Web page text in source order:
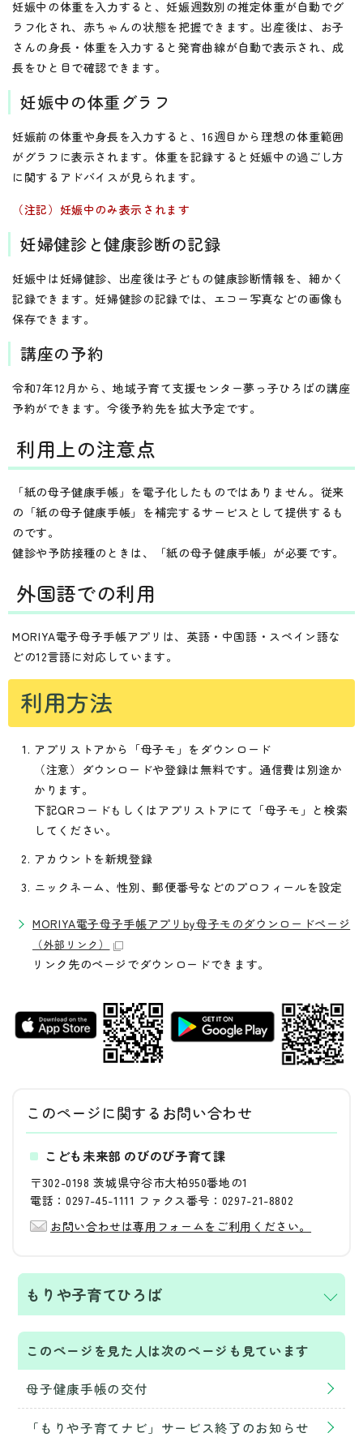
妊娠中の体重を入力すると、妊娠週数別の推定体重が自動でグ
ラフ化され、赤ちゃんの状態を把握できます。出産後は、お子
さんの身長・体重を入力すると発育曲線が自動で表示され、成
長をひと目で確認できます。
妊娠中の体重グラフ
妊娠前の体重や身長を入力すると、16週目から理想の体重範囲
がグラフに表示されます。体重を記録すると妊娠中の過ごし方
に関するアドバイスが見られます。
（注記）妊娠中のみ表示されます
妊婦健診と健康診断の記録
妊娠中は妊婦健診、出産後は子どもの健康診断情報を、細かく
記録できます。妊婦健診の記録では、エコー写真などの画像も
保存できます。
講座の予約
令和7年12月から、地域子育て支援センター夢っ子ひろばの講座
予約ができます。今後予約先を拡大予定です。
利用上の注意点
「紙の母子健康手帳」を電子化したものではありません。従来
の「紙の母子健康手帳」を補完するサービスとして提供するも
のです。
健診や予防接種のときは、「紙の母子健康手帳」が必要です。
外国語での利用
MORIYA電子母子手帳アプリは、英語・中国語・スペイン語な
どの12言語に対応しています。
利用方法
アプリストアから「母子モ」をダウンロード
（注意）ダウンロードや登録は無料です。通信費は別途か
かります。
下記QRコードもしくはアプリストアにて「母子モ」と検索
してください。
アカウントを新規登録
ニックネーム、性別、郵便番号などのプロフィールを設定
MORIYA電子母子手帳アプリby母子モのダウンロードページ
（外部リンク）
リンク先のページでダウンロードできます。
このページに関する お問い合わせ
こども未来部 のびのび子育て課
〒302-0198 茨城県守谷市大柏950番地の1
電話：0297-45-1111 ファクス番号：0297-21-8802
お問い合わせは専用フォームをご利用ください。
もりや子育てひろば
このページを見た人は次のページも見ています
母子健康手帳の交付
「もりや子育てナビ」サービス終了のお知らせ